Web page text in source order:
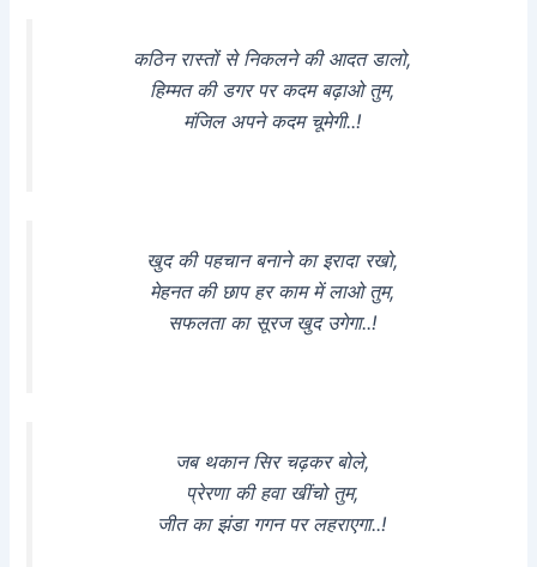
कठिन रास्तों से निकलने की आदत डालो,
हिम्मत की डगर पर कदम बढ़ाओ तुम,
मंजिल अपने कदम चूमेगी..!
खुद की पहचान बनाने का इरादा रखो,
मेहनत की छाप हर काम में लाओ तुम,
सफलता का सूरज खुद उगेगा..!
जब थकान सिर चढ़कर बोले,
प्रेरणा की हवा खींचो तुम,
जीत का झंडा गगन पर लहराएगा..!